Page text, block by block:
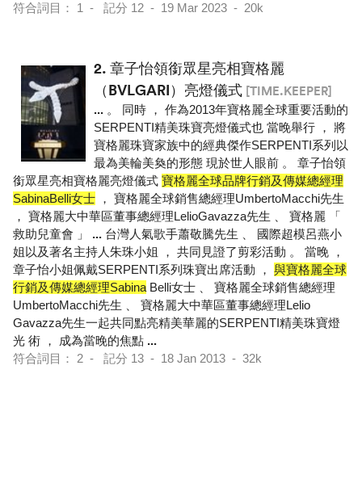
符合詞目： 1 - 記分 12 - 19 Mar 2023 - 20k
2. 章子怡領銜眾星亮相寶格麗
（BVLGARI）亮燈儀式 [TIME.KEEPER]
... 。 同時 ， 作為2013年寶格麗全球重要活動的
SERPENTI精美珠寶亮燈儀式也 當晚舉行 ， 將
寶格麗珠寶家族中的經典傑作SERPENTI系列以
最為美輪美奐的形態 現於世人眼前 。 章子怡領
銜眾星亮相寶格麗亮燈儀式 寶格麗全球品牌行銷及傳媒總經理
SabinaBelli女士 ， 寶格麗全球銷售總經理UmbertoMacchi先生
， 寶格麗大中華區董事總經理LelioGavazza先生 、 寶格麗 「
救助兒童會 」 ... 台灣人氣歌手蕭敬騰先生 、 國際超模呂燕小
姐以及著名主持人朱珠小姐 ， 共同見證了剪彩活動 。 當晚 ，
章子怡小姐佩戴SERPENTI系列珠寶出席活動 ， 與寶格麗全球
行銷及傳媒總經理Sabina Belli女士 、 寶格麗全球銷售總經理
UmbertoMacchi先生 、 寶格麗大中華區董事總經理Lelio
Gavazza先生一起共同點亮精美華麗的SERPENTI精美珠寶燈
光 術 ， 成為當晚的焦點 ...
符合詞目： 2 - 記分 13 - 18 Jan 2013 - 32k